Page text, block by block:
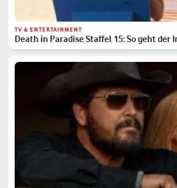
TV & ENTERTAINMENT
Death in Paradise Staffel 15: So geht